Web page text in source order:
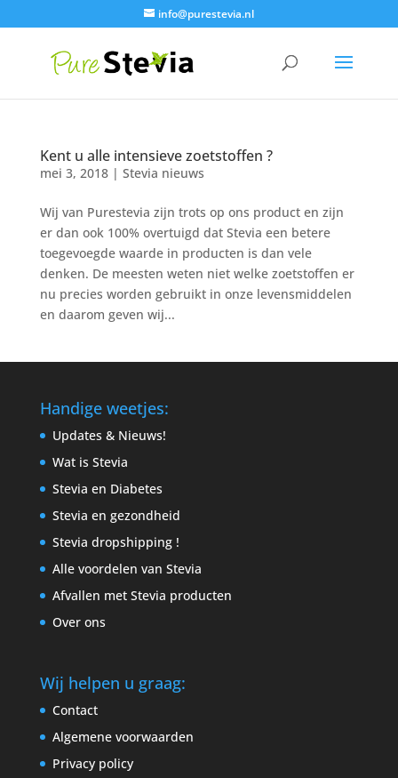
info@purestevia.nl
Kent u alle intensieve zoetstoffen ?
mei 3, 2018| Stevia nieuws
Wij van Purestevia zijn trots op ons product en zijn
er dan ook 100% overtuigd dat Stevia een betere
toegevoegde waarde in producten is dan vele
denken. De meesten weten niet welke zoetstoffen er
nu precies worden gebruikt in onze levensmiddelen
en daarom geven wij...
Handige weetjes:
Updates & Nieuws!
Wat is Stevia
Stevia en Diabetes
Stevia en gezondheid
Stevia dropshipping !
Alle voordelen van Stevia
Afvallen met Stevia producten
Over ons
Wij helpen u graag:
Contact
Algemene voorwaarden
Privacy policy